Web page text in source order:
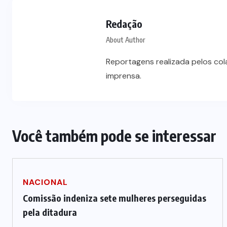
Redação
About Author
Reportagens realizada pelos
imprensa.
Você também pode se interessar
NACIONAL
Comissão indeniza sete mulheres perseguidas
pela ditadura
úteis de alimentação em Mato
Grosso, aponta levantamento
6 DE AGOSTO DE 2026